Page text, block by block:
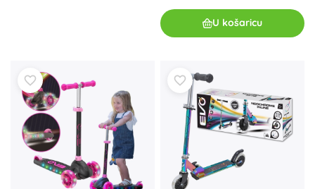
U košaricu